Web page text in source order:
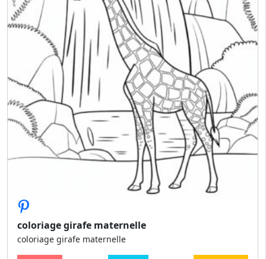
coloriage girafe maternelle
coloriage girafe maternelle